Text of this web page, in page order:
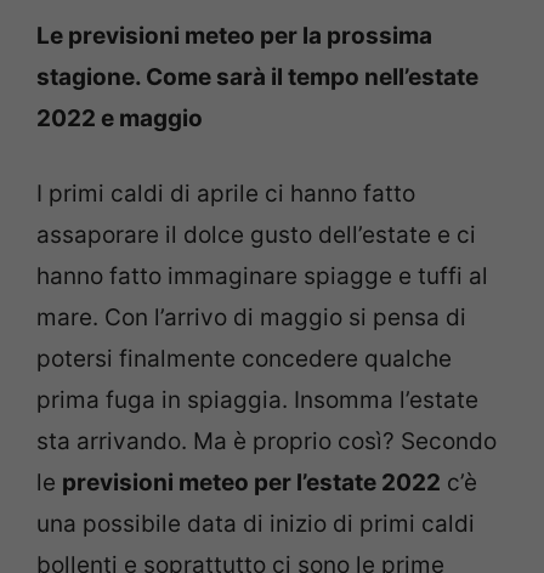
Le previsioni meteo per la prossima
stagione. Come sarà il tempo nell’estate
2022 e maggio
I primi caldi di aprile ci hanno fatto
assaporare il dolce gusto dell’estate e ci
hanno fatto immaginare spiagge e tuffi al
mare. Con l’arrivo di maggio si pensa di
potersi finalmente concedere qualche
prima fuga in spiaggia. Insomma l’estate
sta arrivando. Ma è proprio così? Secondo
le previsioni meteo per l’estate 2022 c’è
una possibile data di inizio di primi caldi
bollenti e soprattutto ci sono le prime